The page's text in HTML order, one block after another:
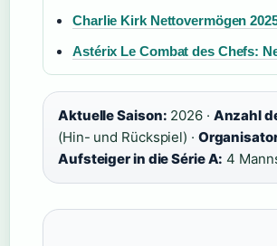
Charlie Kirk Nettovermögen
Astérix Le Combat des Chefs:
Aktuelle Saison: 2026 · Anzahl
(Hin- und Rückspiel) ·
Aufsteiger in die Série A: 4